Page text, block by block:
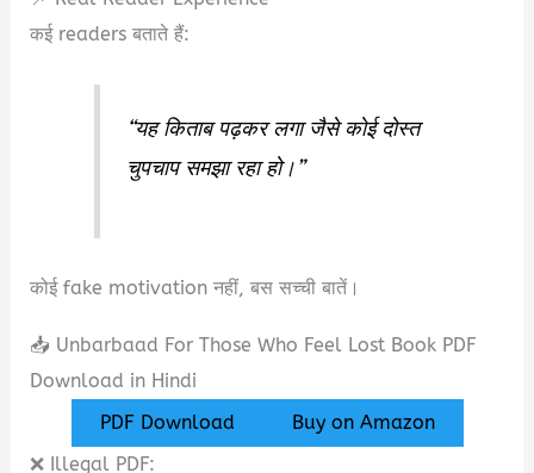
कई readers बताते हैं:
“यह किताब पढ़कर लगा जैसे कोई दोस्त
चुपचाप समझा रहा हो।”
कोई fake motivation नहीं, बस सच्ची बातें।
📥 Unbarbaad For Those Who Feel Lost Book PDF
Download in Hindi
PDF Download
Buy on Amazon
❌ Illegal PDF: